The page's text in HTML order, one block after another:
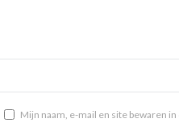
Mijn naam, e-mail en site bewaren